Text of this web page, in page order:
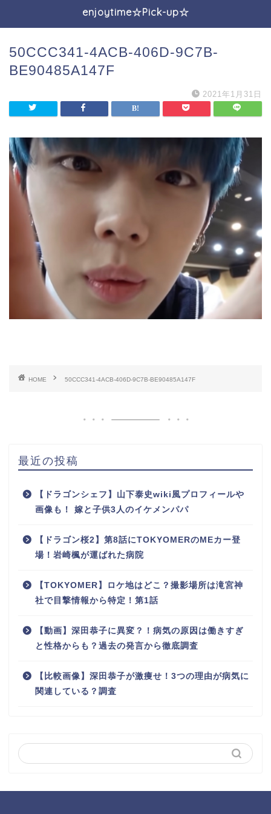
enjoytime☆Pick-up☆
50CCC341-4ACB-406D-9C7B-
BE90485A147F
2021年1月31日
HOME 50CCC341-4ACB-406D-9C7B-BE90485A147F
最近の投稿
【ドラゴンシェフ】山下泰史wiki風プロフィールや
画像も！ 嫁と子供3人のイケメンパパ
【ドラゴン桜2】第8話にTOKYOMERのMEカー登
場！岩崎楓が運ばれた病院
【TOKYOMER】ロケ地はどこ？撮影場所は滝宮神
社で目撃情報から特定！第1話
【動画】深田恭子に異変？！病気の原因は働きすぎ
と性格からも？過去の発言から徹底調査
【比較画像】深田恭子が激痩せ！3つの理由が病気に
関連している？調査